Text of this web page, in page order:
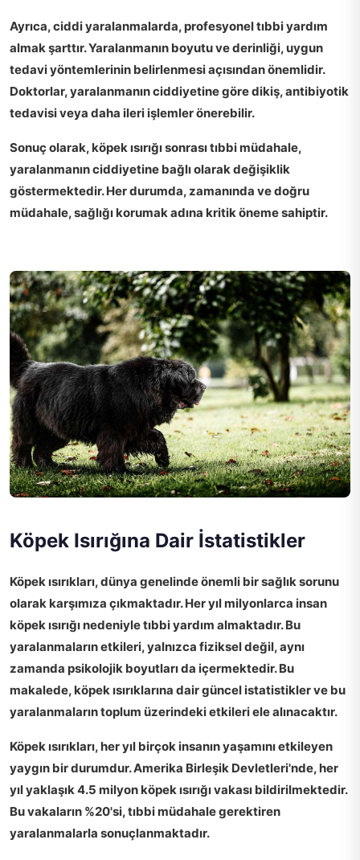
Ayrıca, ciddi yaralanmalarda, profesyonel tıbbi yardım
almak şarttır. Yaralanmanın boyutu ve derinliği, uygun
tedavi yöntemlerinin belirlenmesi açısından önemlidir.
Doktorlar, yaralanmanın ciddiyetine göre dikiş, antibiyotik
tedavisi veya daha ileri işlemler önerebilir.
Sonuç olarak, köpek ısırığı sonrası tıbbi müdahale,
yaralanmanın ciddiyetine bağlı olarak değişiklik
göstermektedir. Her durumda, zamanında ve doğru
müdahale, sağlığı korumak adına kritik öneme sahiptir.
Köpek Isırığına Dair İstatistikler
Köpek ısırıkları, dünya genelinde önemli bir sağlık sorunu
olarak karşımıza çıkmaktadır. Her yıl milyonlarca insan
köpek ısırığı nedeniyle tıbbi yardım almaktadır. Bu
yaralanmaların etkileri, yalnızca fiziksel değil, aynı
zamanda psikolojik boyutları da içermektedir. Bu
makalede, köpek ısırıklarına dair güncel istatistikler ve bu
yaralanmaların toplum üzerindeki etkileri ele alınacaktır.
Köpek ısırıkları, her yıl birçok insanın yaşamını etkileyen
yaygın bir durumdur.Amerika Birleşik Devletleri'nde, her
yıl yaklaşık4.5 milyon köpek ısırığı vakası bildirilmektedir.
Bu vakaların %20'si, tıbbi müdahale gerektiren
yaralanmalarla sonuçlanmaktadır.